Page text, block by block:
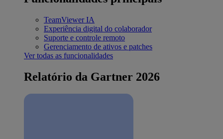
TeamViewer IA
Experiência digital do colaborador
Suporte e controle remoto
Gerenciamento de ativos e patches
Ver todas as funcionalidades
Relatório da Gartner 2026